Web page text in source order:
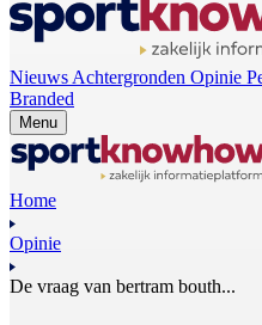
Nieuws Achtergronden Opinie
Branded
Menu
Home
Opinie
De vraag van bertram bouth...